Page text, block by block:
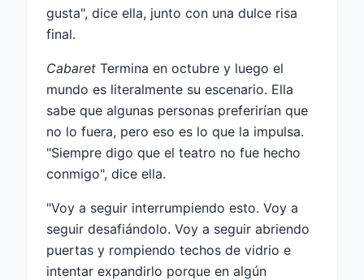
gusta", dice ella, junto con una dulce risa
final.
Cabaret Termina en octubre y luego el
mundo es literalmente su escenario. Ella
sabe que algunas personas preferirían que
no lo fuera, pero eso es lo que la impulsa.
"Siempre digo que el teatro no fue hecho
conmigo", dice ella.
"Voy a seguir interrumpiendo esto. Voy a
seguir desafiándolo. Voy a seguir abriendo
puertas y rompiendo techos de vidrio e
intentar expandirlo porque en algún